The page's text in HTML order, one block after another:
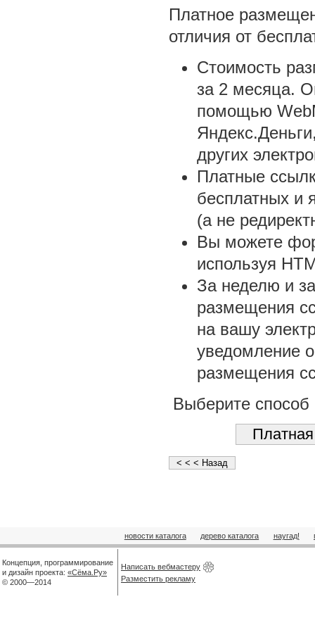
Платное
отличия от
Стоимость
за 2 месяца.
помощью
других
Платные
бесплатных и
(а не
Вы можете
используя
За неделю и
размещения
на вашу
уведомление
размещения
Выберите способ
новости каталога дерево каталога наугад!
Концепция, программирование
и дизайн проекта: «Сёма.Ру»
© 2000—2014
Написать вебмастеру
Разместить рекламу